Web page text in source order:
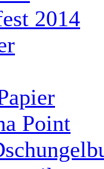
2014
Point